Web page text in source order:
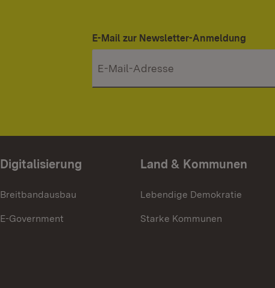
E-Mail zur Newsletter-Anmeldung
Digitalisierung
Breitbandausbau
E-Government
Land & Kommunen
Lebendige Demokratie
Starke Kommunen